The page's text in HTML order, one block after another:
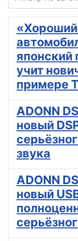
«Хороший
учит
примере
ADONN
новый
звука
ADONN
новый